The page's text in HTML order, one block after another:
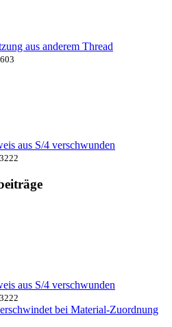
aus anderem Thread
aus S/4 verschwunden
aus S/4 verschwunden
bei Material-Zuordnung